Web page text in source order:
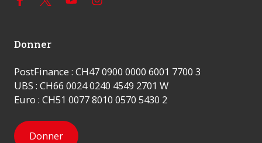
Donner
PostFinance : CH47 0900 0000 6001 7700 3
UBS : CH66 0024 0240 4549 2701 W
Euro : CH51 0077 8010 0570 5430 2
Donner